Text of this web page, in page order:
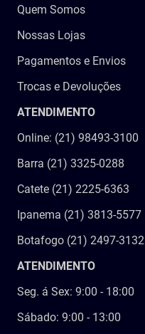
Quem Somos
Nossas Lojas
Pagamentos e Envios
Trocas e Devoluções
ATENDIMENTO
Online: (21) 98493-3100
Barra (21) 3325-0288
Catete (21) 2225-6363
Ipanema (21) 3813-5577
Botafogo (21) 2497-3132
ATENDIMENTO
Seg. á Sex: 9:00 - 18:00
Sábado: 9:00 - 13:00